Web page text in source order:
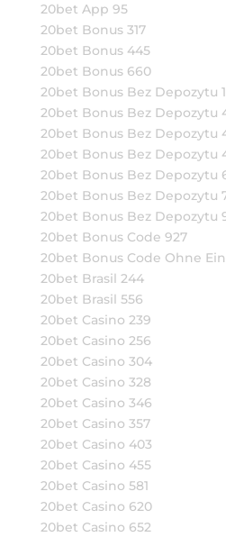
20bet App 95
20bet Bonus 317
20bet Bonus 445
20bet Bonus 660
20bet Bonus Bez Depozytu
20bet Bonus Bez Depozytu
20bet Bonus Bez Depozytu
20bet Bonus Bez Depozytu
20bet Bonus Bez Depozytu
20bet Bonus Bez Depozytu
20bet Bonus Bez Depozytu
20bet Bonus Code 927
20bet Bonus Code Ohne
20bet Brasil 244
20bet Brasil 556
20bet Casino 239
20bet Casino 256
20bet Casino 304
20bet Casino 328
20bet Casino 346
20bet Casino 357
20bet Casino 403
20bet Casino 455
20bet Casino 581
20bet Casino 620
20bet Casino 652